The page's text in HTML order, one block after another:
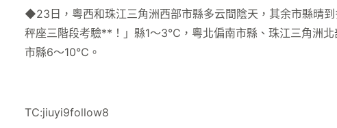
◆23日，粵西和珠江三角洲西部市縣多云間陰天，其余市縣晴到
秤座三階段考驗**！」縣1～3℃，粵北偏南市縣、珠江三角洲北
市縣6～10℃。
TC:jiuyi9follow8